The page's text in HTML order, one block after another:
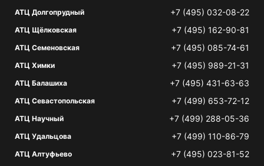
АТЦ Долгопрудный +7 (495) 032-08-22
АТЦ Щёлковская +7 (495) 162-90-81
АТЦ Семеновская +7 (495) 085-74-61
АТЦ Химки +7 (495) 989-21-31
АТЦ Балашиха +7 (495) 431-63-63
АТЦ Севастопольская +7 (499) 653-72-12
АТЦ Научный +7 (499) 288-05-36
АТЦ Удальцова +7 (499) 110-86-79
АТЦ Алтуфьево +7 (495) 023-81-52